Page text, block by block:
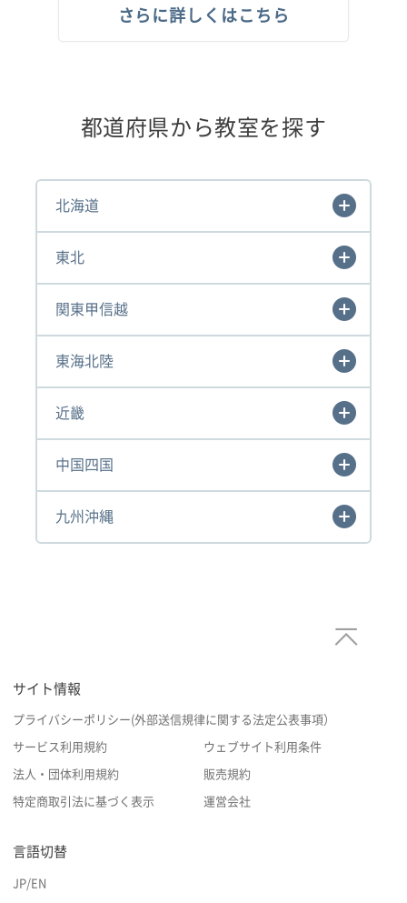
さらに詳しくはこちら
都道府県から教室を探す
北海道
東北
関東甲信越
東海北陸
近畿
中国四国
九州沖縄
サイト情報
プライバシーポリシー(外部送信規律に関する法定公表事項）
サービス利用規約 ウェブサイト利用条件
法人・団体利用規約 販売規約
特定商取引法に基づく表示 運営会社
言語切替
JP/EN